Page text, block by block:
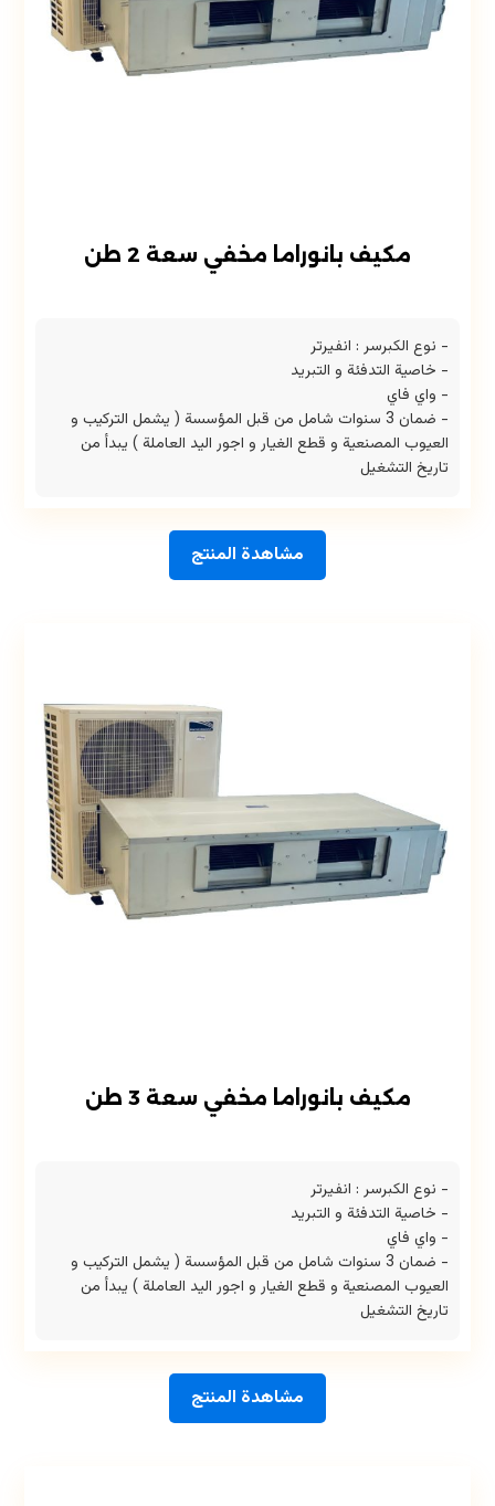
مكيف بانوراما مخفي سعة 2 طن
- نوع الكبرسر : انفيرتر
- خاصية التدفئة و التبريد
- واي فاي
- ضمان 3 سنوات شامل من قبل المؤسسة ( يشمل التركيب و
العيوب المصنعية و قطع الغيار و اجور اليد العاملة ) يبدأ من
تاريخ التشغيل
مشاهدة المنتج
مكيف بانوراما مخفي سعة 3 طن
- نوع الكبرسر : انفيرتر
- خاصية التدفئة و التبريد
- واي فاي
- ضمان 3 سنوات شامل من قبل المؤسسة ( يشمل التركيب و
العيوب المصنعية و قطع الغيار و اجور اليد العاملة ) يبدأ من
تاريخ التشغيل
مشاهدة المنتج